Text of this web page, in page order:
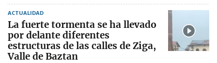
ACTUALIDAD
La fuerte tormenta se ha llevado
por delante diferentes
estructuras de las calles de Ziga,
Valle de Baztan